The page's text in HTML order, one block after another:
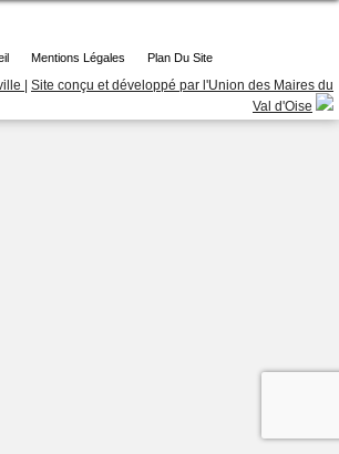
Mentions Légales Plan Du Site
| Site conçu et développé par l'Union des Maires du
Val d'Oise